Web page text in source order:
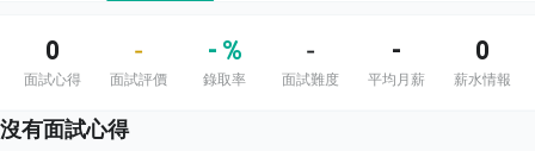
0
面試心得
-
面試評價
- %
錄取率
-
面試難度
-
平均月薪
0
薪水情報
沒有面試心得